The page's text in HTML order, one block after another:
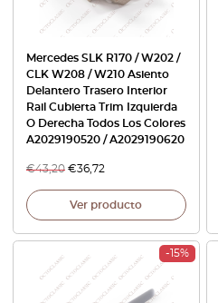
Mercedes SLK R170 / W202 /
CLK W208 / W210 Asiento
Delantero Trasero Interior
Rail Cubierta Trim Izquierda
O Derecha Todos Los Colores
A2029190520 / A2029190620
€43,20 €36,72
Ver producto
-15%